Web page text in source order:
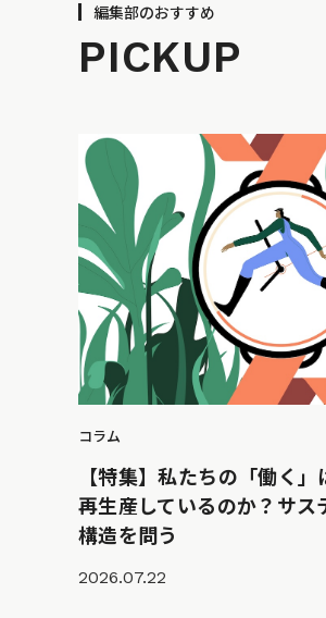
編集部のおすすめ
PICKUP
コラム
【特集】私たちの「働く
再生産しているのか？サス
構造を問う
2026.07.22